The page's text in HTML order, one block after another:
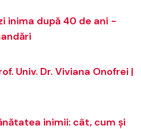
inima după 40 de ani -
Univ. Dr. Viviana Onofrei |
inimii: cât, cum și